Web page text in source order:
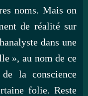
noms. Mais on
de réalité sur
dans une
», au nom de ce
la conscience
folie. Reste